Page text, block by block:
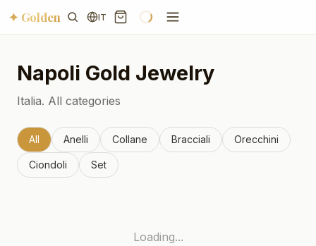
✦ Golden IT
Napoli Gold Jewelry
Italia. All categories
All Anelli Collane Bracciali Orecchini
Ciondoli Set
Loading...